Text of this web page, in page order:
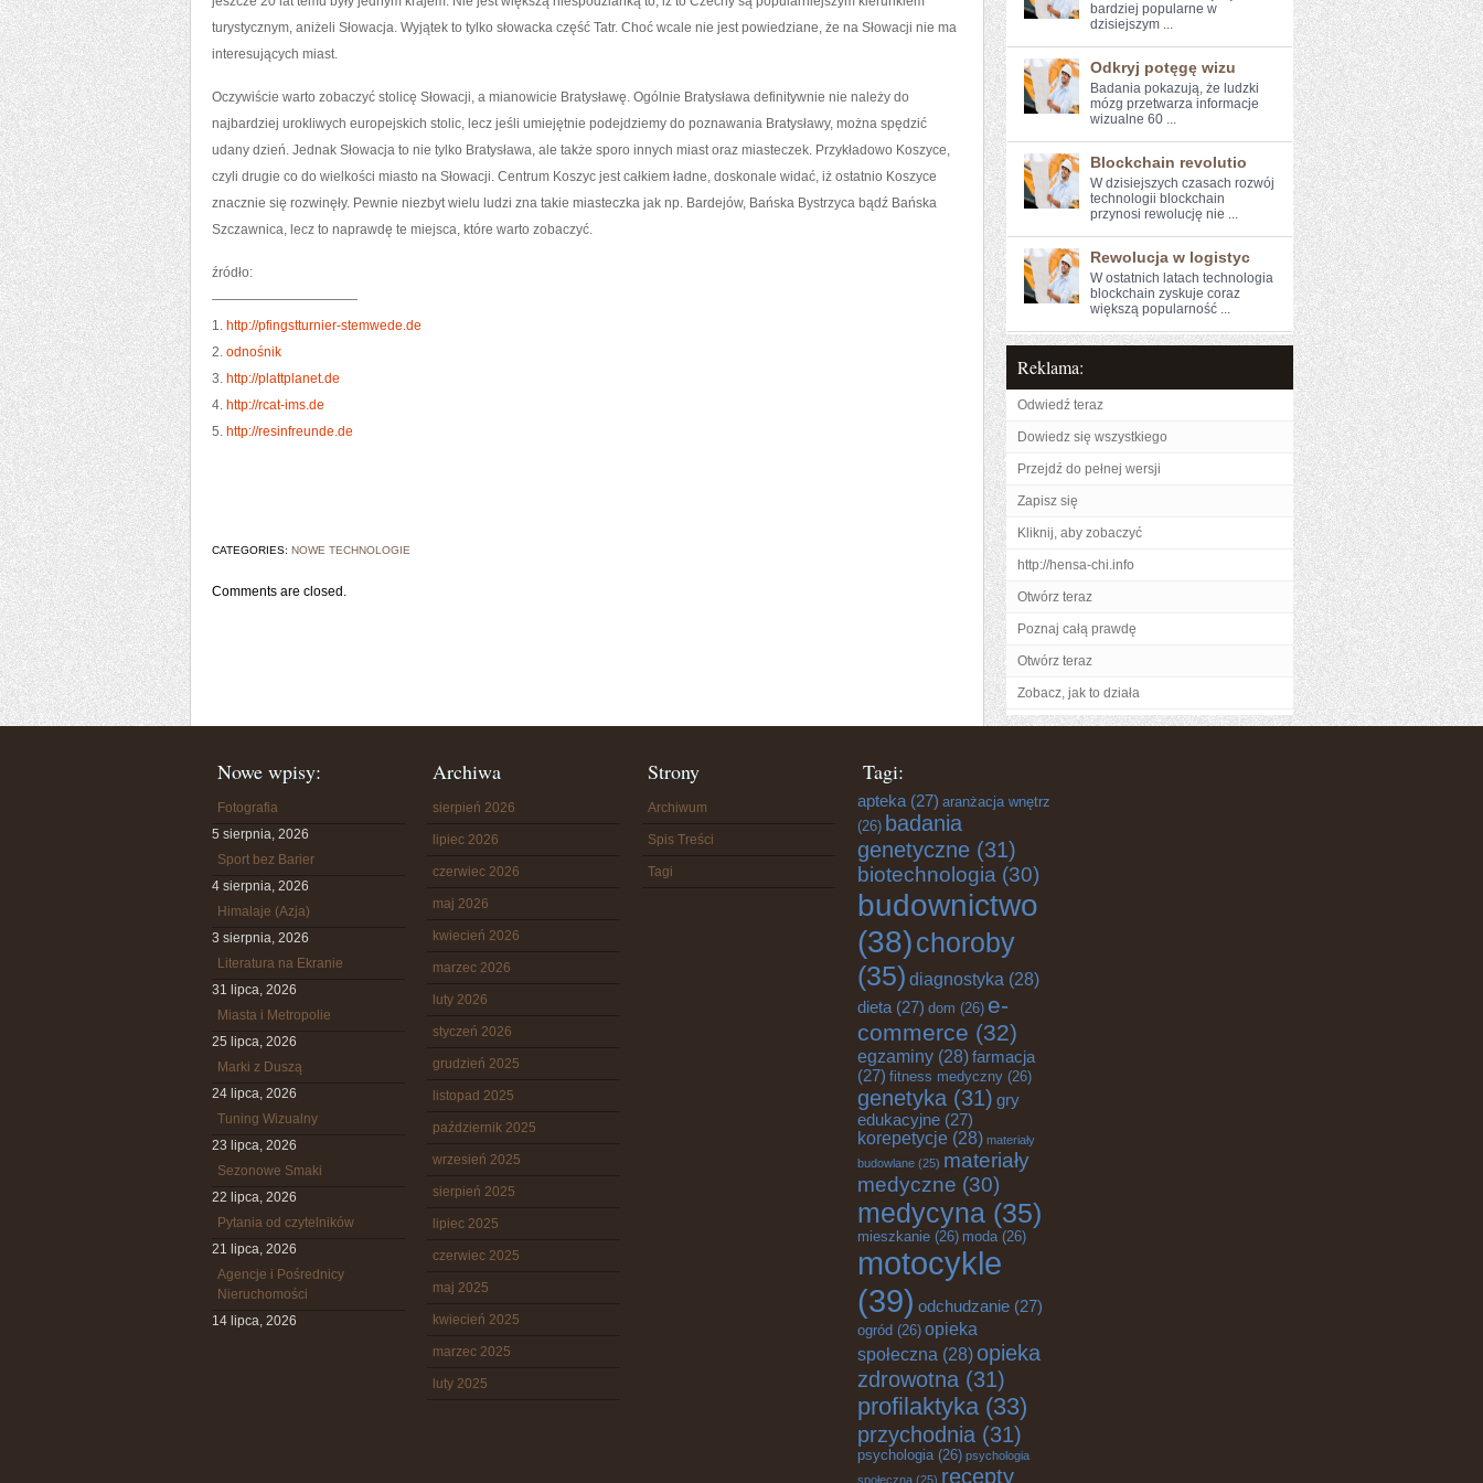
turystycznym, aniżeli Słowacja. Wyjątek to tylko słowacka część Tatr. Choć wcale nie jest powiedziane, że na Słowacji nie ma
interesujących miast.
Oczywiście warto zobaczyć stolicę Słowacji, a mianowicie Bratysławę. Ogólnie Bratysława definitywnie nie należy do
najbardziej urokliwych europejskich stolic, lecz jeśli umiejętnie podejdziemy do poznawania Bratysławy, można spędzić
udany dzień. Jednak Słowacja to nie tylko Bratysława, ale także sporo innych miast oraz miasteczek. Przykładowo Koszyce,
czyli drugie co do wielkości miasto na Słowacji. Centrum Koszyc jest całkiem ładne, doskonale widać, iż ostatnio Koszyce
znacznie się rozwinęły. Pewnie niezbyt wielu ludzi zna takie miasteczka jak np. Bardejów, Bańska Bystrzyca bądź Bańska
Szczawnica, lecz to naprawdę te miejsca, które warto zobaczyć.
źródło:
———————————
1. http://pfingstturnier-stemwede.de
2. odnośnik
3. http://plattplanet.de
4. http://rcat-ims.de
5. http://resinfreunde.de
CATEGORIES: NOWE TECHNOLOGIE
Comments are closed.
bardziej ​popularne w
dzisiejszym ...
Odkryj potęgę wizu
Badania⁣ pokazują, że ludzki
mózg przetwarza ‌informacje
wizualne 60 ...
Blockchain revolutio
W dzisiejszych czasach rozwój
technologii blockchain
przynosi rewolucję⁣ nie ...
Rewolucja w logistyc
W⁣ ostatnich latach technologia
blockchain zyskuje coraz
większą popularność ...
Reklama:
Odwiedź teraz
Dowiedz się wszystkiego
Przejdź do pełnej wersji
Zapisz się
Kliknij, aby zobaczyć
http://hensa-chi.info
Otwórz teraz
Poznaj całą prawdę
Otwórz teraz
Zobacz, jak to działa
Nowe wpisy:
Fotografia
5 sierpnia, 2026
Sport bez Barier
4 sierpnia, 2026
Himalaje (Azja)
3 sierpnia, 2026
Literatura na Ekranie
31 lipca, 2026
Miasta i Metropolie
25 lipca, 2026
Marki z Duszą
24 lipca, 2026
Tuning Wizualny
23 lipca, 2026
Sezonowe Smaki
22 lipca, 2026
Pytania od czytelników
21 lipca, 2026
Agencje i Pośrednicy
Nieruchomości
14 lipca, 2026
Archiwa
sierpień 2026
lipiec 2026
czerwiec 2026
maj 2026
kwiecień 2026
marzec 2026
luty 2026
styczeń 2026
grudzień 2025
listopad 2025
październik 2025
wrzesień 2025
sierpień 2025
lipiec 2025
czerwiec 2025
maj 2025
kwiecień 2025
marzec 2025
luty 2025
Strony
Archiwum
Spis Treści
Tagi
Tagi:
apteka (27) aranżacja wnętrz
(26) badania
genetyczne (31)
biotechnologia (30)
budownictwo
(38)choroby
(35) diagnostyka (28)
dieta (27) dom (26) e-
commerce (32)
egzaminy (28)farmacja
(27) fitness medyczny (26)
genetyka (31) gry
edukacyjne (27)
korepetycje (28) materiały
budowlane (25) materiały
medyczne (30)
medycyna (35)
mieszkanie (26) moda(26)
motocykle
(39) odchudzanie (27)
ogród (26) opieka
społeczna (28) opieka
zdrowotna (31)
profilaktyka(33)
przychodnia (31)
psychologia(26) psychologia
społeczna (25) recepty